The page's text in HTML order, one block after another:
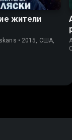
жители
• 2015, США,